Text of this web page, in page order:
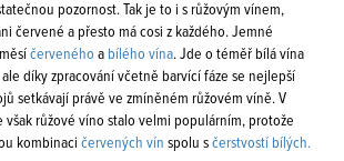
pozornost. Tak je to i s růžovým vínem,
červené a přesto má cosi z každého. Jemné
červeného a bílého vína. Jde o téměř bílá vína
díky zpracování včetně barvící fáze se nejlepší
setkávají právě ve zmíněném růžovém víně. V
však růžové víno stalo velmi populárním, protože
kombinaci červených vín spolu s čerstvostí bílých.